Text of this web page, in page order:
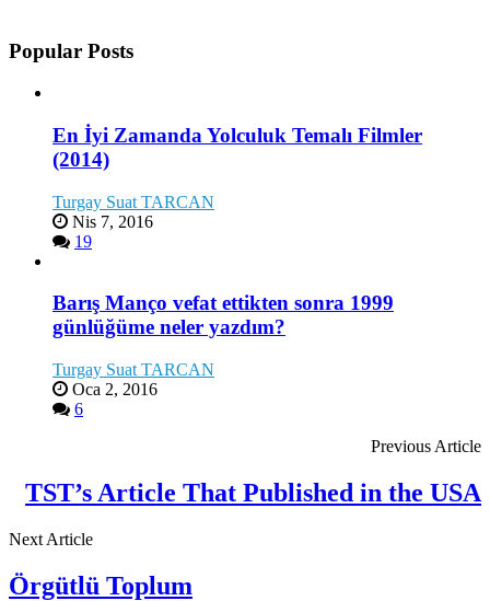
Popular Posts
En İyi Zamanda Yolculuk Temalı Filmler
(2014)
Turgay Suat TARCAN
Nis 7, 2016
19
Barış Manço vefat ettikten sonra 1999
günlüğüme neler yazdım?
Turgay Suat TARCAN
Oca 2, 2016
6
Previous Article
TST’s Article That Published in the USA
Next Article
Örgütlü Toplum